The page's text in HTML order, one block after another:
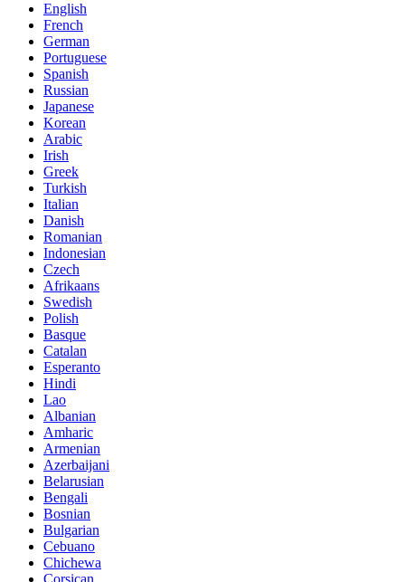
English
French
German
Portuguese
Spanish
Russian
Japanese
Korean
Arabic
Irish
Greek
Turkish
Italian
Danish
Romanian
Indonesian
Czech
Afrikaans
Swedish
Polish
Basque
Catalan
Esperanto
Hindi
Lao
Albanian
Amharic
Armenian
Azerbaijani
Belarusian
Bengali
Bosnian
Bulgarian
Cebuano
Chichewa